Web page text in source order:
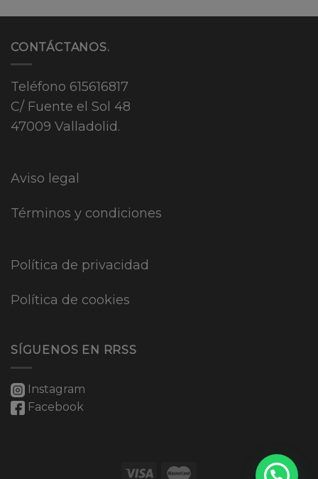
CONTÁCTANOS.
Teléfono 615616817
C/ Fuente el Sol 48
47009 Valladolid.
Aviso legal
Términos y condiciones
Política de privacidad
Política de cookies
SÍGUENOS EN RRSS
Instagram
Facebook